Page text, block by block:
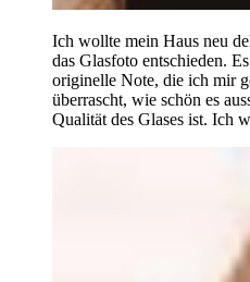
Ich wollte mein Haus neu
das Glasfoto entschieden.
originelle Note, die ich mir
überrascht, wie schön es
Qualität des Glases ist. Ich